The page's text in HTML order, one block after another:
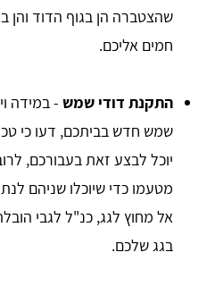
שהצטברה הן בגוף הדוד והן
חמים אליכם.
התקנת דודי שמש - במידה
שמש חדש בביתכם, דעו כי
יוכל לבצע זאת בעבורכם,
מטעמו כדי שיוכלו שניהם
אל מחוץ לגג, כנ"ל לגבי
בגג שלכם.